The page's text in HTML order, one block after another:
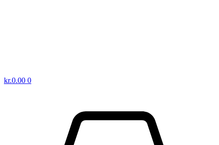
kr.0.00 0